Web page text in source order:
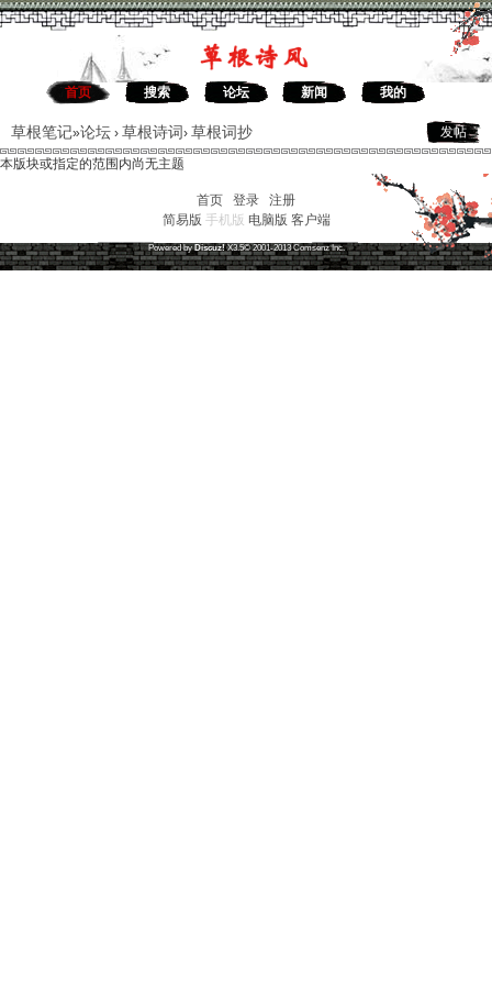
首页 搜索 论坛 新闻 我的
草根笔记»论坛 › 草根诗词› 草根词抄 发帖
本版块或指定的范围内尚无主题
首页 登录
注册
简易版 手机版 电脑版 客户端
Powered byDiscuz! X3.5© 2001-2013ComsenzInc.